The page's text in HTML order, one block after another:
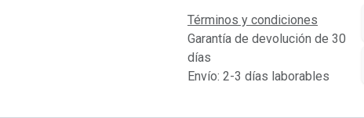
Términos y condiciones
Garantía de devolución de 30
días
Envío: 2-3 días laborables